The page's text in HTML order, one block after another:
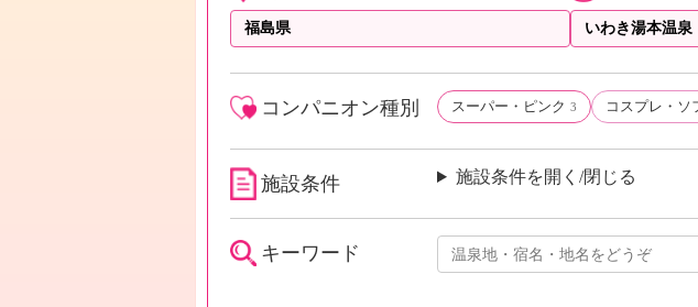
コンパニオン種別 スーパー・ピンク 3 コスプレ・ソ
施設条件 施設条件を開く/閉じる
キーワード